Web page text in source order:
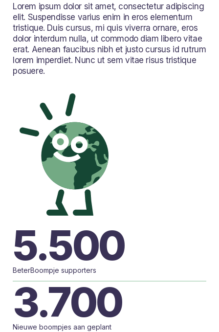
Lorem ipsum dolor sit amet, consectetur adipiscing
elit. Suspendisse varius enim in eros elementum
tristique. Duis cursus, mi quis viverra ornare, eros
dolor interdum nulla, ut commodo diam libero vitae
erat. Aenean faucibus nibh et justo cursus id rutrum
lorem imperdiet. Nunc ut sem vitae risus tristique
posuere.
5.500
BeterBoompje supporters
3.700
Nieuwe boompjes aan geplant